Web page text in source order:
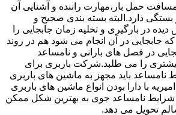
حمل بار،مهارت راننده و آشنایی آن
دارد.البته بسته بندی صحیح و
دیده در بارگیری و تخلیه زمان جابجایی را
جابجایی در آن انجام می شود هم در روند
در فصل های بارانی و نامساعد
را می طلبد.شرکت باربری برای
نامساعد باید مجهز به ماشین های باربری
با دارا بودن انواع ماشین های باربری
نامساعد جوی به بهترین شکل ممکن
تحویل می دهد.